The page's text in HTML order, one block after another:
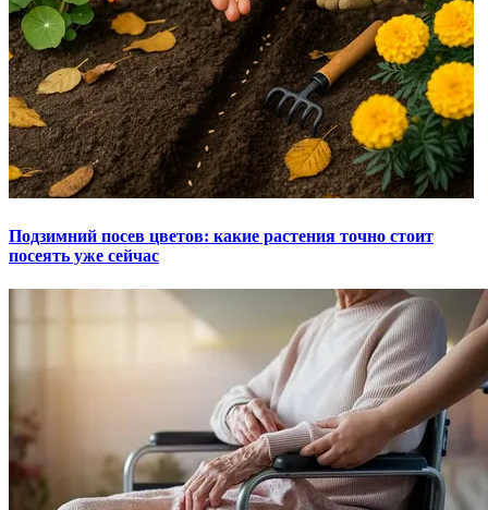
Подзимний посев цветов: какие растения точно стоит
посеять уже сейчас